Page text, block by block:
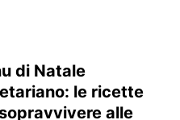
di Natale
le ricette
alle